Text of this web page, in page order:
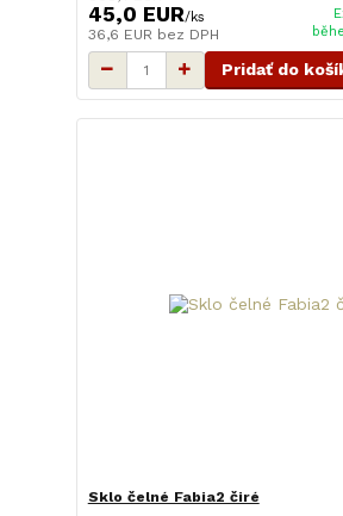
45,0 EUR/ks
36,6 EUR bez DPH
Pridať do
Sklo čelné Fabia2 čiré